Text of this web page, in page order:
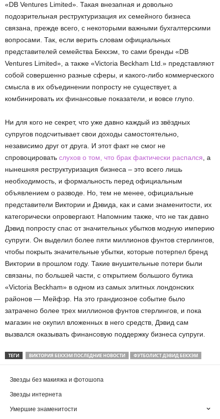
«DB Ventures Limited». Такая внезапная и довольно
подозрительная реструктуризация их семейного бизнеса
связана, прежде всего, с некоторыми важными бухгалтерскими
вопросами. Так, если верить словам официальных
представителей семейства Бекхэм, то сами бренды «DB
Ventures Limited», а также «Victoria Beckham Ltd.» представляют
собой совершенно разные сферы, и какого-либо коммерческого
смысла в их объединении попросту не существует, а
комбинировать их финансовые показатели, и вовсе глупо.
Ни для кого не секрет, что уже давно каждый из звёздных
супругов подсчитывает свои доходы самостоятельно,
независимо друг от друга. И этот факт не смог не
спровоцировать слухов о том, что брак фактически распался , а
нынешняя реструктуризация бизнеса – это всего лишь
необходимость, и формальность перед официальным
объявлением о разводе. Но, тем не менее, официальные
представители Виктории и Дэвида, как и сами знаменитости, их
категорически опровергают. Напомним также, что не так давно
Дэвид попросту спас от значительных убытков модную империю
супруги. Он выделил более пяти миллионов фунтов стерлингов,
чтобы покрыть значительные убытки, которые потерпел бренд
Виктории в прошлом году. Такие внушительные потери были
связаны, по большей части, с открытием большого бутика
«Victoria Beckham» в одном из самых элитных лондонских
районов — Мейфэр. На это грандиозное событие было
затрачено более трех миллионов фунтов стерлингов, и пока
магазин не окупил вложенных в него средств, Дэвид сам
вызвался оказывать финансовую поддержку бизнеса супруги.
ТЕГИ ВИКТОРИЯ БЕКХЭМ ПОСЛЕДНИЕ НОВОСТИ ФУТБОЛИСТ ДЭВИД БЕКХЭМ
Звезды без макияжа и фотошопа
Звезды интернета
Умершие знаменитости